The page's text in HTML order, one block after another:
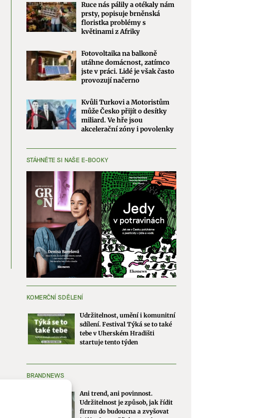
Ruce nás pálily a otékaly nám
prsty, popisuje brněnská
floristka problémy s
květinami z Afriky
Fotovoltaika na balkoně
utáhne domácnost, zatímco
jste v práci. Lidé je však často
provozují načerno
Kvůli Turkovi a Motoristům
může Česko přijít o desítky
miliard. Ve hře jsou
akcelerační zóny i povolenky
STÁHNĚTE SI NAŠE E-BOOKY
KOMERČNÍ SDĚLENÍ
Udržitelnost, umění i komunitní
sdílení. Festival Týká se to také
tebe v Uherském Hradišti
startuje tento týden
BRANDNEWS
Ani trend, ani povinnost.
Udržitelnost je způsob, jak řídit
firmu do budoucna a zvyšovat